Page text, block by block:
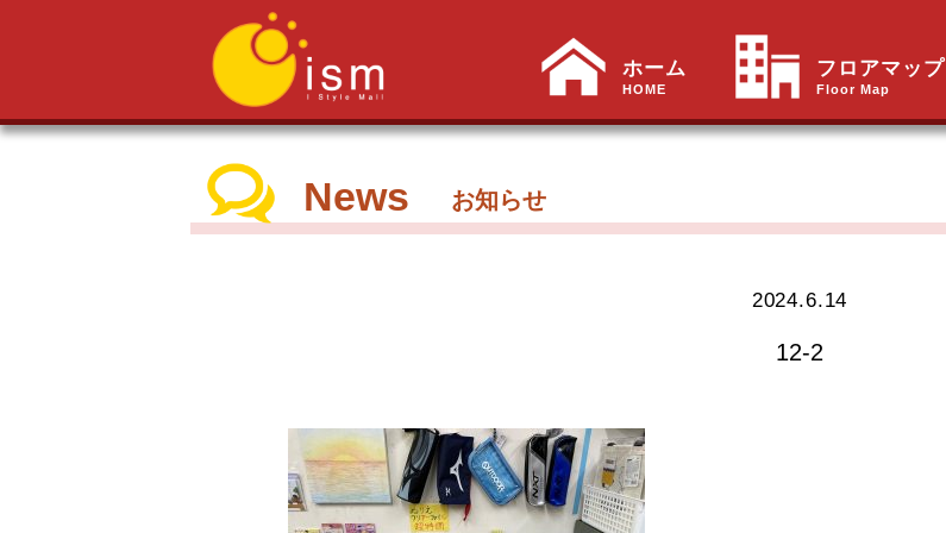
ホーム
HOME
フロアマップ
Floor Map
News お知らせ
2024.6.14
12-2